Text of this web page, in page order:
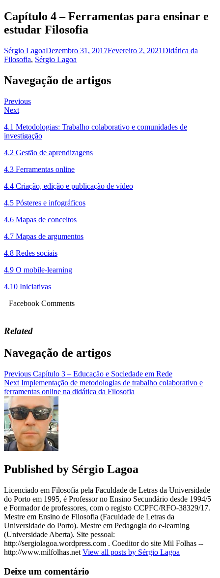
Capítulo 4 – Ferramentas para ensinar e
estudar Filosofia
Sérgio LagoaDezembro 31, 2017Fevereiro 2, 2021Didática da
Filosofia, Sérgio Lagoa
Navegação de artigos
Previous
Next
4.1 Metodologias: Trabalho colaborativo e comunidades de
investigação
4.2 Gestão de aprendizagens
4.3 Ferramentas online
4.4 Criação, edição e publicação de vídeo
4.5 Pósteres e infográficos
4.6 Mapas de conceitos
4.7 Mapas de argumentos
4.8 Redes sociais
4.9 O mobile-learning
4.10 Iniciativas
Facebook Comments
Related
Navegação de artigos
Previous Capítulo 3 – Educação e Sociedade em Rede
Next Implementação de metodologias de trabalho colaborativo e
ferramentas online na didática da Filosofia
Published by Sérgio Lagoa
Licenciado em Filosofia pela Faculdade de Letras da Universidade
do Porto em 1995, é Professor no Ensino Secundário desde 1994/5
e Formador de professores, com o registo CCPFC/RFO-38329/17.
Mestre em Ensino de Filosofia (Faculdade de Letras da
Universidade do Porto). Mestre em Pedagogia do e-learning
(Universidade Aberta). Site pessoal:
http://sergiolagoa.wordpress.com . Coeditor do site Mil Folhas --
http://www.milfolhas.net View all posts by Sérgio Lagoa
Deixe um comentário